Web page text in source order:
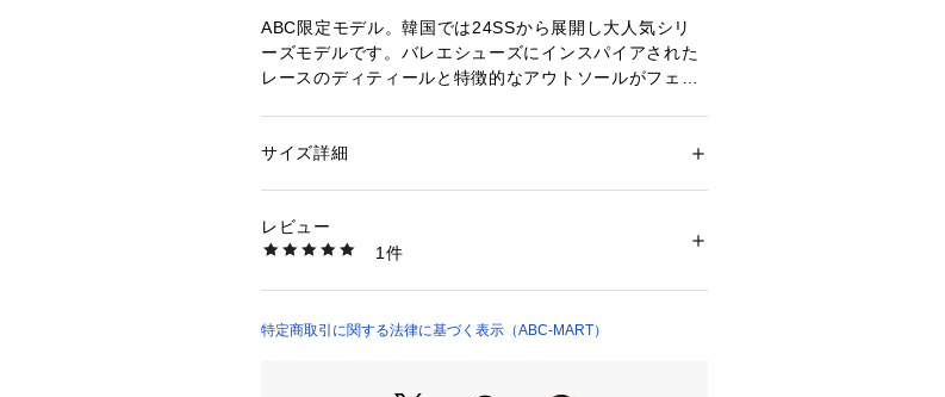
ABC限定モデル。韓国では24SSから展開し大人気シリ
ーズモデルです。バレエシューズにインスパイアされた
レースのディティールと特徴的なアウトソールがフェミ
ております。
(個人差がございますので、あくまでも目安とお考え下さ
い。)
性別：レディース
洗濯：-
※詳しい洗濯方法については、商品の品質表示タグをご覧くださ
商品番号：1010000056895 （モール）
サイズ詳細
レビュー
1件
特定商取引に関する法律に基づく表示（ABC-MART）